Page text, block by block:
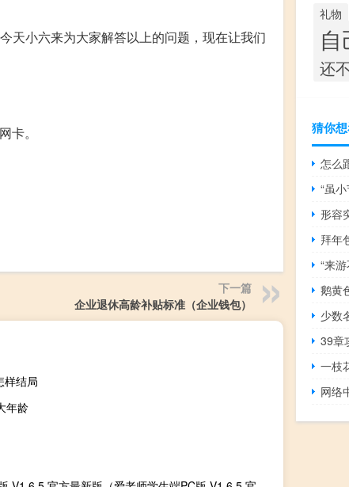
天小六来为大家解答以上的问题，现在让我们
卡。
下一篇
企业退休高龄补贴标准（企业钱包）
样结局
年龄
礼物
还
猜你
怎么
“虽
形容
拜年
“来
鹅黄
少数
39章
一枝
网络